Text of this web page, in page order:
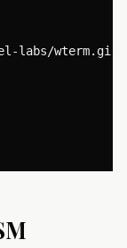
labs/wterm.git